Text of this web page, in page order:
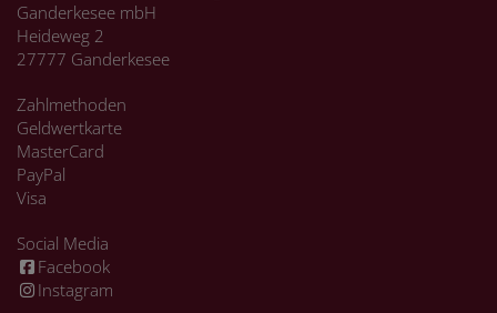
Ganderkesee mbH
Heideweg 2
27777 Ganderkesee
Zahlmethoden
Geldwertkarte
MasterCard
PayPal
Visa
Social Media
Facebook
Instagram